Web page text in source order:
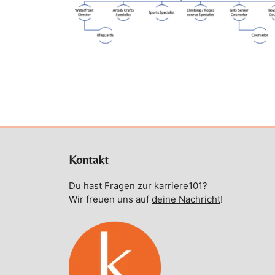
Kontakt
Du hast Fragen zur karriere101?
Wir freuen uns auf deine Nachricht!